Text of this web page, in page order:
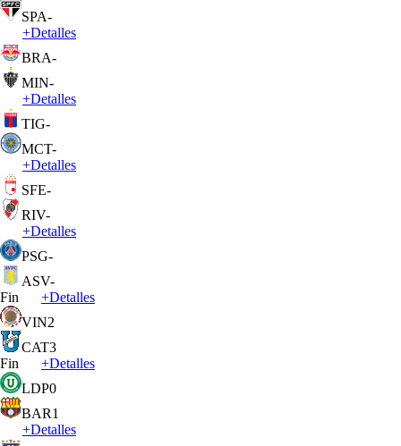
SPA-
+Detalles
BRA-
MIN-
+Detalles
TIG-
MCT-
+Detalles
SFE-
RIV-
+Detalles
PSG-
ASV-
Fin
+Detalles
VIN2
CAT3
Fin
+Detalles
LDP0
BAR1
+Detalles